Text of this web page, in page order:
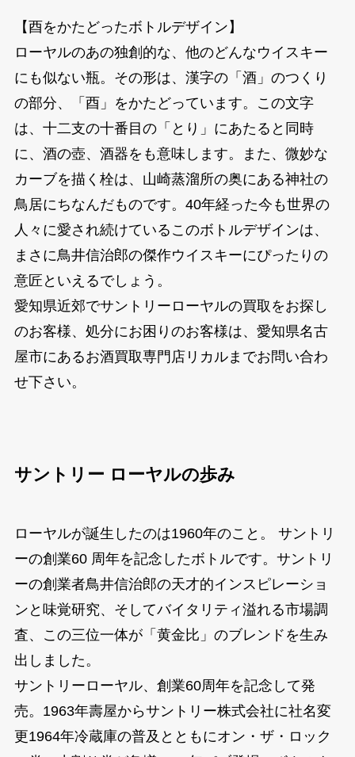
【酉をかたどったボトルデザイン】
ローヤルのあの独創的な、他のどんなウイスキー
にも似ない瓶。その形は、漢字の「酒」のつくり
の部分、「酉」をかたどっています。この文字
は、十二支の十番目の「とり」にあたると同時
に、酒の壺、酒器をも意味します。また、微妙な
カーブを描く栓は、山崎蒸溜所の奥にある神社の
鳥居にちなんだものです。40年経った今も世界の
人々に愛され続けているこのボトルデザインは、
まさに鳥井信治郎の傑作ウイスキーにぴったりの
意匠といえるでしょう。
愛知県近郊でサントリーローヤルの買取をお探し
のお客様、処分にお困りのお客様は、愛知県名古
屋市にあるお酒買取専門店リカルまでお問い合わ
せ下さい。
サントリー ローヤルの歩み
ローヤルが誕生したのは1960年のこと。 サントリ
ーの創業60 周年を記念したボトルです。サントリ
ーの創業者鳥井信治郎の天才的インスピレーショ
ンと味覚研究、そしてバイタリティ溢れる市場調
査、この三位一体が「黄金比」のブレンドを生み
出しました。
サントリーローヤル、創業60周年を記念して発
売。1963年壽屋からサントリー株式会社に社名変
更1964年冷蔵庫の普及とともにオン・ザ・ロック